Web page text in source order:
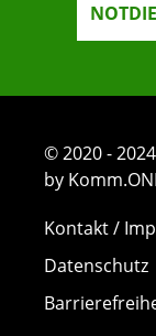
© 2020 -
by
Kontakt /
Datenschutz